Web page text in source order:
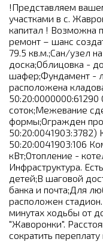
!Представляем
участками в с.
капитал ! Возможна
ремонт – шанс
79.5 кв.м.;Сан/узел
доска;Облицовка -
шафер;Фундамент -
расположена
соток;Межевание
формы;Огражден
50:20:0041903:3782)
50:20:0041903:106
кВт;Отопление -
Инфраструктура.
детей;В шаговой
банка и почта;Для
расположен стадион.
минутах ходьбы от
"Жаворонки".
сократить